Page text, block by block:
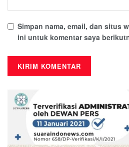
Simpan nama, email, dan situs
ini untuk komentar saya